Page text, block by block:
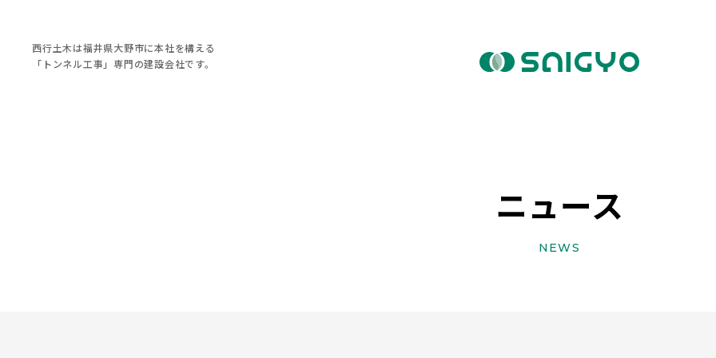
西行土木は福井県大野市に本社を構える
「トンネル工事」専門の建設会社です。
ニュース
NEWS